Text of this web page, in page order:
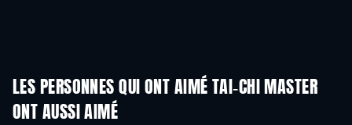
LES PERSONNES QUI ONT AIMÉ TAI-CHI MASTER
ONT AUSSI AIMÉ